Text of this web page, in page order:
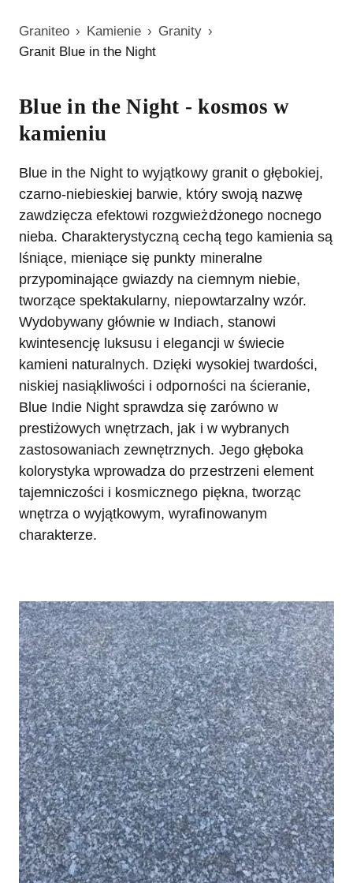
Graniteo › Kamienie › Granity ›
Granit Blue in the Night
Blue in the Night - kosmos w
kamieniu
Blue in the Night to wyjątkowy granit o głębokiej,
czarno-niebieskiej barwie, który swoją nazwę
zawdzięcza efektowi rozgwieżdżonego nocnego
nieba. Charakterystyczną cechą tego kamienia są
lśniące, mieniące się punkty mineralne
przypominające gwiazdy na ciemnym niebie,
tworzące spektakularny, niepowtarzalny wzór.
Wydobywany głównie w Indiach, stanowi
kwintesencję luksusu i elegancji w świecie
kamieni naturalnych. Dzięki wysokiej twardości,
niskiej nasiąkliwości i odporności na ścieranie,
Blue Indie Night sprawdza się zarówno w
prestiżowych wnętrzach, jak i w wybranych
zastosowaniach zewnętrznych. Jego głęboka
kolorystyka wprowadza do przestrzeni element
tajemniczości i kosmicznego piękna, tworząc
wnętrza o wyjątkowym, wyrafinowanym
charakterze.